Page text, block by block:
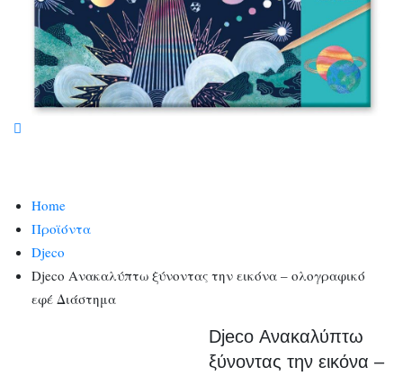
Home
Προϊόντα
Djeco
Djeco Ανακαλύπτω ξύνοντας την εικόνα – ολογραφικό
εφέ Διάστημα
Djeco Ανακαλύπτω
ξύνοντας την εικόνα –